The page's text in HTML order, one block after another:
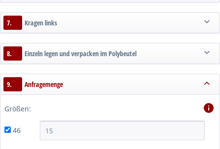
7. Kragen links
8. Einzeln legen und verpacken im Polybeutel
9. Anfragemenge
Größen:
46